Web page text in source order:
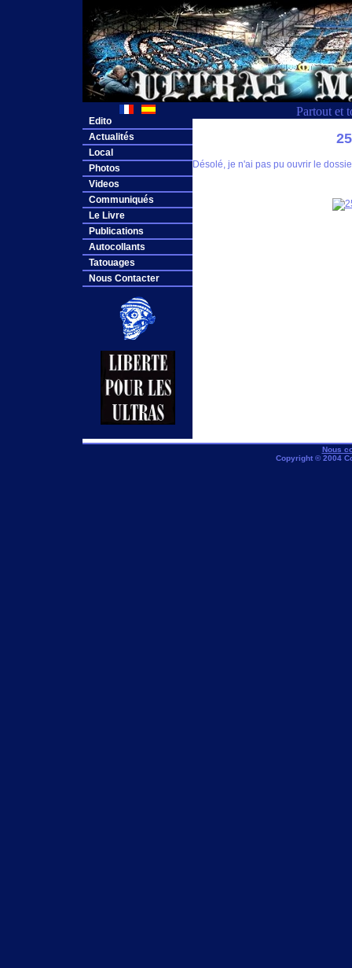
Partout et
Edito
Actualités
Local
Photos
Videos
Communiqués
Le Livre
Publications
Autocollants
Tatouages
Nous Contacter
Désolé, je n'ai pas pu ouvrir le
Nous
Copyright © 2004